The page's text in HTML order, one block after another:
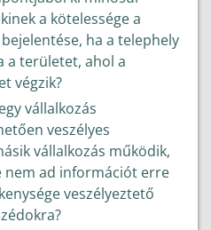
a kötelessége a
ha a telephely
a területet, ahol a
végzik?
vállalkozás
veszélyes
vállalkozás működik,
nem ad információt erre
veszélyeztető